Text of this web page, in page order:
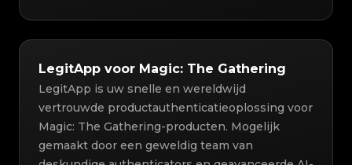
LegitApp voor Magic: The Gathering
LegitApp is uw snelle en wereldwijd
vertrouwde productauthenticatieoplossing voor
Magic: The Gathering-producten. Mogelijk
gemaakt door een geweldig team van